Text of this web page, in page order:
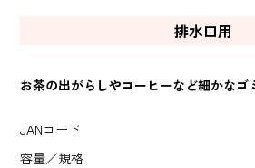
排水口用
お茶の出がらしやコーヒーなど細かなゴ
JANコード
容量／規格